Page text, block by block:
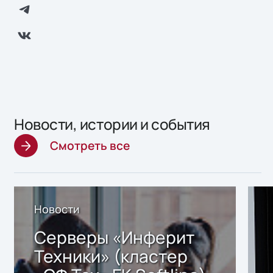
Новости, истории и события
Смотреть все
Новости
Серверы «Инферит
Техники» (кластер